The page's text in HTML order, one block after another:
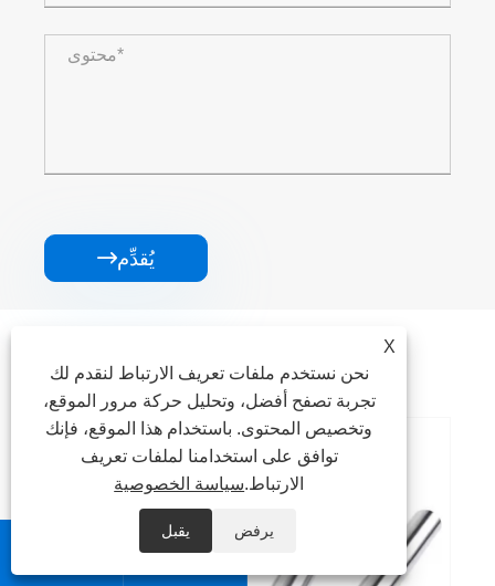
يُقدِّم

X
نحن نستخدم ملفات تعريف الارتباط لنقدم لك
تجربة تصفح أفضل، وتحليل حركة مرور الموقع،
وتخصيص المحتوى. باستخدام هذا الموقع، فإنك
توافق على استخدامنا لملفات تعريف
الارتباط.سياسة الخصوصية
يرفض يقبل